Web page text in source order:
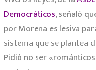
Democráticos, señaló
por Morena es lesiva
sistema que se plantea
Pidió no ser